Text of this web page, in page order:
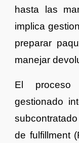
hasta las
implica
preparar
manejar
El proceso
gestionado
de fulfillment